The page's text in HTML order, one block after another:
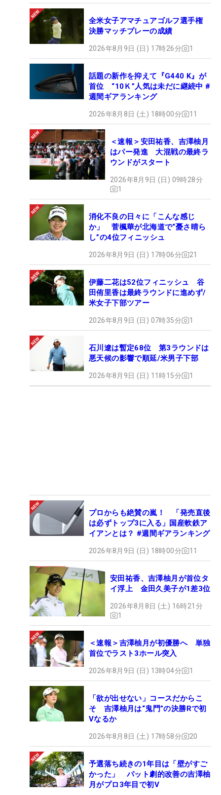
全米女子アマチュアゴルフ選手権
決勝マッチプレーの成績
2026年8月9日 (日) 17時26分 1
話題の新作を抑えて『G440 K』が
首位 “10Ｋ”人気は未だに継続中 #
週間ギアランキング
2026年8月8日 (土) 18時00分 11
＜速報＞安田祐香、吉澤柚月
はパー発進 大混戦の最終ラ
ウンドがスタート
2026年8月9日 (日) 09時28分
1
消化不良の日々に「こんな感じ
か」 菅楓華が北海道で“憂さ晴ら
し”の4位フィニッシュ
2026年8月9日 (日) 17時06分 21
伊藤二花は52位フィニッシュ 谷
田侑里香は最終ラウンドに進めず/
米女子下部ツアー
2026年8月9日 (日) 07時35分 1
石川遼は暫定68位 第3ラウンドは
悪天候の影響で順延/米男子下部
2026年8月9日 (日) 11時15分 1
プロからも絶賛の嵐！ 「発売直後
は必ずトップ3に入る」国産軟鉄ア
イアンとは？ #週間ギアランキング
2026年8月9日 (日) 18時00分 11
安田祐香、吉澤柚月が首位タ
イ浮上 金田久美子が1差3位
2026年8月8日 (土) 16時21分
1
＜速報＞吉澤柚月が初優勝へ 単独
首位でラスト3ホール突入
2026年8月9日 (日) 13時04分 1
「欲が出せない」コースだからこ
そ 吉澤柚月は“鬼門”の決勝Rで初
Vなるか
2026年8月8日 (土) 17時58分 20
予選落ち続きの1年目は「壁がすご
かった」 パット劇的改善の吉澤柚
月がプロ3年目で初V